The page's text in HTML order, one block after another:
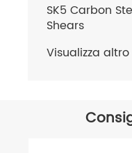
SK5 Carbon
Shears
Visualizza altro